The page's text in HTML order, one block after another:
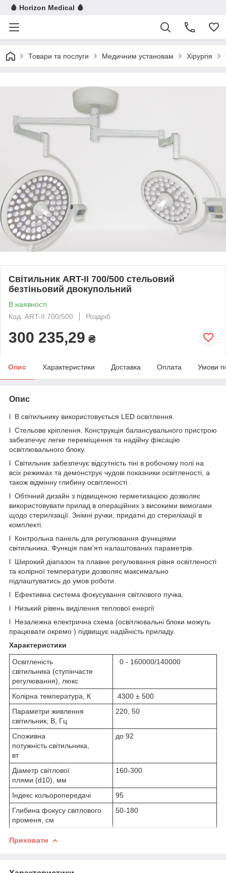
🩸 Horizon Medical 🩸
Товари та послуги Медичним установам Хірургія
Світильник ART-II 700/500 стельовий
безтіньовий двокупольний
В наявності
Код: ART-II 700/500
Роздріб
300 235,29 ₴
Опис Характеристики Доставка Оплата Умови
Опис
l В світильнику використовується LED освітлення.
l Стельове кріплення. Конструкція балансувального пристрою
забезпечує легке переміщення та надійну фіксацію
освітлювального блоку.
l Світильник забезпечує відсутність тіні в робочому полі на
всіх режимах та демонструє чудові показники освітленості, а
також відмінну глибину освітленості .
l Обтічний дизайн з підвищеною герметизацією дозволяє
використовувати прилад в операційних з високими вимогами
щодо стерилізації. Знімні ручки, придатні до стерилізації в
комплекті.
l Контрольна панель для регулювання функціями
світильника. Функція пам’яті налаштованих параметрів.
l Широкий діапазон та плавне регулювання рівня освітленості
та колірної температури дозволяє максимально
підлаштуватись до умов роботи.
l Ефективна система фокусування світлового пучка.
l Низький рівень виділення теплової енергії
l Незалежна електрична схема (освітлювальні блоки можуть
працювати окремо ) підвищує надійність приладу.
Характеристики
Освітленість
світильника (ступінчасте
регулювання), люкс
0 - 160000/140000
Колірна температура, К
4300 ± 500
Параметри живлення
світильник, В, Гц
220, 50
Споживна
потужність світильника,
вт
до 92
Діаметр світлової
плями (d10), мм
160-300
Індекс кольоропередачі
95
Глибина фокусу світлового
променя, см
50-180
Приховати